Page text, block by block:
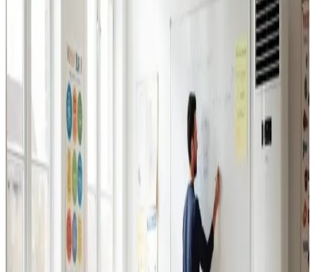
Industriventilation
Ventilation til fabrikker, haller og lagerbygninger i
Langeskov. Professionel dimensionering.